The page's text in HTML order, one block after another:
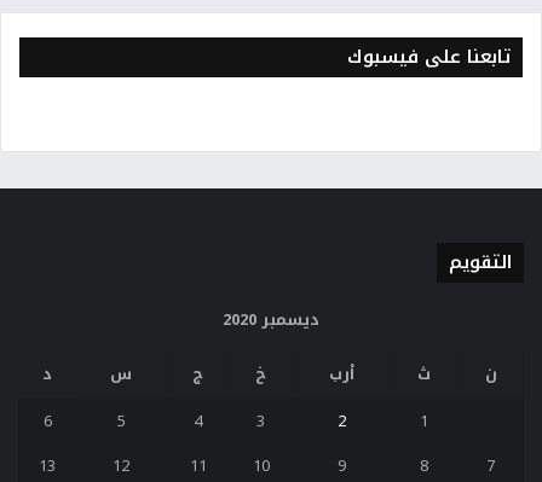
تابعنا على فيسبوك
التقويم
ديسمبر 2020
ن
ث أرب خ ج س د
1
2
3
4
5
6
7
8
9
10
11
12
13